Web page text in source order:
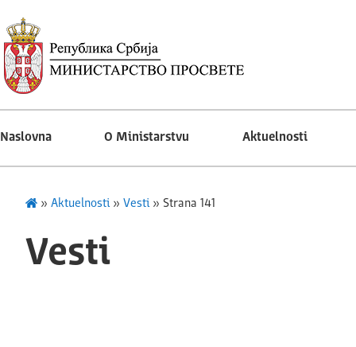
Naslovna O Ministarstvu Aktuelnosti
» Aktuelnosti» Vesti» Strana 141
Vesti